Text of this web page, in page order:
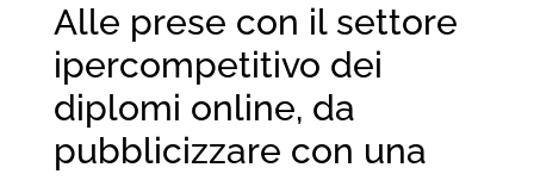
Alle prese con il settore
ipercompetitivo dei
diplomi online, da
pubblicizzare con una